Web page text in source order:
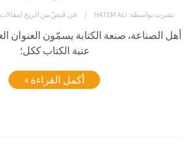
نشرت بواسطة: HATEM ALI في قبضٌ من الريح
أهل الصناعة، صنعة الكتابة يسمّون العنوان
عتبة الكتاب ككل؛
أكمل القراءة »